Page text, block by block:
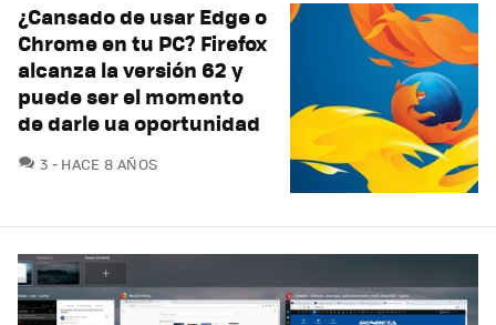
¿Cansado de usar Edge o
Chrome en tu PC? Firefox
alcanza la versión 62 y
puede ser el momento
de darle ua oportunidad
3 COMENTARIOS
HACE 8 AÑOS